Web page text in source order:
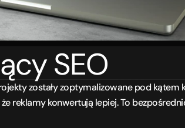
SEO
zostały zoptymalizowane pod
reklamy konwertują lepiej. To